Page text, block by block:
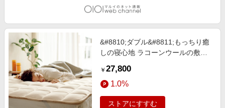
&#8810;ダブル&#8811;もっちり癒
しの寝心地 ラコーンウールの敷き
￥ 27,800
1.0%
ストアにすすむ